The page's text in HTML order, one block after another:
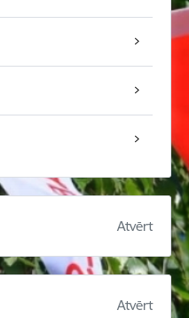
Atvērt
Atvērt